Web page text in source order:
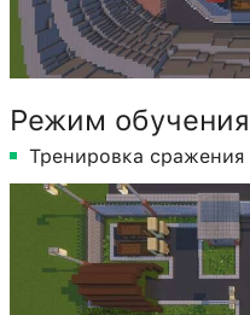
Режим обучения
Тренировка сражения